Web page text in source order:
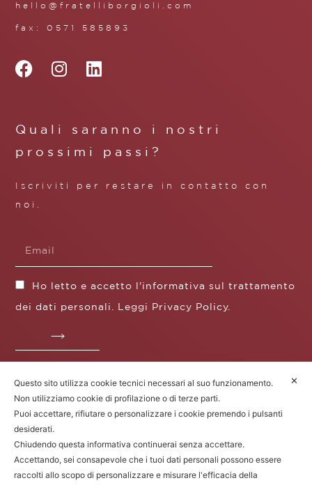
hello@fratelliborgioli.com
fax: 0571 585893
Quali saranno i nostri
prossimi passi?
Iscriviti per restare in contatto con
noi.
Ho letto e accetto l'informativa sul trattamento
dei dati personali. Leggi Privacy Policy
Operazione / progetto co-finanziato dal POS FESR
Toscana 2014-2020
Fratelli Borgioli Srl – Via
✕
Questo sito utilizza cookie tecnici necessari al suo funzionamento.
Non utilizziamo cookie di profilazione o di terze parti.
Puoi accettare, rifiutare o personalizzare i cookie premendo i pulsanti
desiderati.
Chiudendo questa informativa continuerai senza accettare.
Accettando, sei consapevole che i tuoi dati personali possono essere
raccolti allo scopo di personalizzare e misurare l'efficacia della